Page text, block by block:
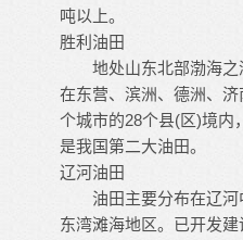
吨以上。
胜利油田
地处山东北部渤海之
在东营、滨洲、德洲、
个城市的28个县(区)境内
是我国第二大油田。
辽河油田
油田主要分布在辽河
东湾滩海地区。已开发